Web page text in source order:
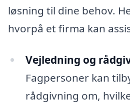
løsning til dine behov.
hvorpå et firma kan
Vejledning og
Fagpersoner kan
rådgivning om,